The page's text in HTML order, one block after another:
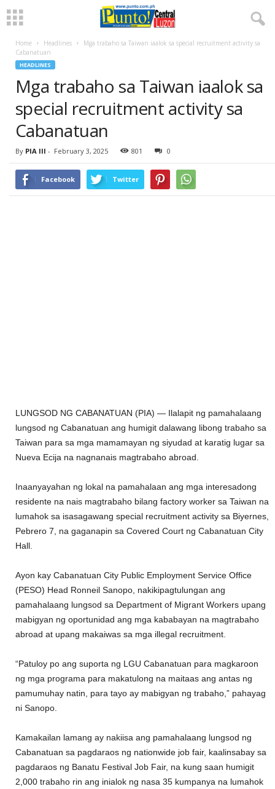
Home Headlines
Mga trabaho sa Taiwan iaalok sa special recruitment activity sa
Cabanatuan
HEADLINES
Mga trabaho sa Taiwan iaalok sa
special recruitment activity sa
Cabanatuan
By PIA III - February 3, 2025 801 0
Facebook Twitter
LUNGSOD NG CABANATUAN (PIA) — Ilalapit ng pamahalaang
lungsod ng Cabanatuan ang humigit dalawang libong trabaho sa
Taiwan para sa mga mamamayan ng siyudad at karatig lugar sa
Nueva Ecija na nagnanais magtrabaho abroad.
Inaanyayahan ng lokal na pamahalaan ang mga interesadong
residente na nais magtrabaho bilang factory worker sa Taiwan na
lumahok sa isasagawang special recruitment activity sa Biyernes,
Pebrero 7, na gaganapin sa Covered Court ng Cabanatuan City
Hall.
Ayon kay Cabanatuan City Public Employment Service Office
(PESO) Head Ronneil Sanopo, nakikipagtulungan ang
pamahalaang lungsod sa Department of Migrant Workers upang
mabigyan ng oportunidad ang mga kababayan na magtrabaho
abroad at upang makaiwas sa mga illegal recruitment.
“Patuloy po ang suporta ng LGU Cabanatuan para magkaroon
ng mga programa para makatulong na maitaas ang antas ng
pamumuhay natin, para tayo ay mabigyan ng trabaho,” pahayag
ni Sanopo.
Kamakailan lamang ay nakiisa ang pamahalaang lungsod ng
Cabanatuan sa pagdaraos ng nationwide job fair, kaalinsabay sa
pagdaraos ng Banatu Festival Job Fair, na kung saan humigit
2,000 trabaho rin ang inialok ng nasa 35 kumpanya na lumahok